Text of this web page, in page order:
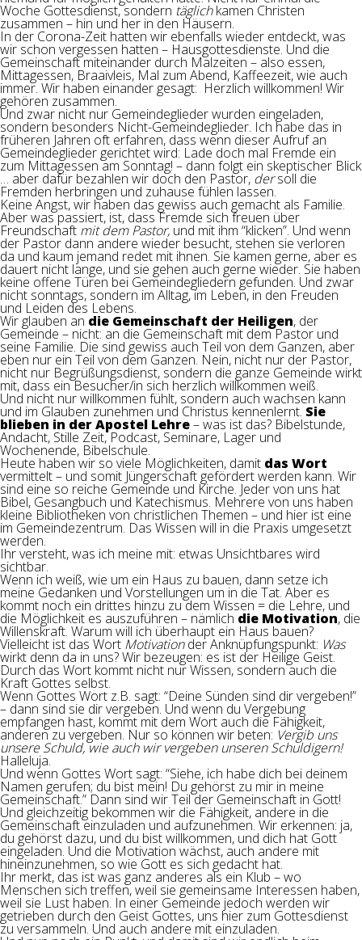
Woche Gottesdienst, sondern täglichkamen Christen
zusammen – hin und her in den Häusern.
In der Corona-Zeit hatten wir ebenfalls wieder entdeckt, was
wir schon vergessen hatten – Hausgottesdienste. Und die
Gemeinschaft miteinander durch Malzeiten – also essen,
Mittagessen, Braaivleis, Mal zum Abend, Kaffeezeit, wie auch
immer. Wir haben einander gesagt: Herzlich willkommen! Wir
gehören zusammen.
Und zwar nicht nur Gemeindeglieder wurden eingeladen,
sondern besonders Nicht-Gemeindeglieder. Ich habe das in
früheren Jahren oft erfahren, dass wenn dieser Aufruf an
Gemeindeglieder gerichtet wird: Lade doch mal Fremde ein
zum Mittagessen am Sonntag! – dann folgt ein skeptischer Blick
… aber dafür bezahlen wir doch den Pastor, dersoll die
Fremden herbringen und zuhause fühlen lassen.
Keine Angst, wir haben das gewiss auch gemacht als Familie.
Aber was passiert, ist, dass Fremde sich freuen über
Freundschaft mit dem Pastor, und mit ihm “klicken”. Und wenn
der Pastor dann andere wieder besucht, stehen sie verloren
da und kaum jemand redet mit ihnen. Sie kamen gerne, aber es
dauert nicht lange, und sie gehen auch gerne wieder. Sie haben
keine offene Türen bei Gemeindegliedern gefunden. Und zwar
nicht sonntags, sondern im Alltag, im Leben, in den Freuden
und Leiden des Lebens.
Wir glauben an die Gemeinschaft der Heiligen, der
Gemeinde – nicht: an die Gemeinschaft mit dem Pastor und
seine Familie. Die sind gewiss auch Teil von dem Ganzen, aber
eben nur ein Teil von dem Ganzen. Nein, nicht nur der Pastor,
nicht nur Begrüßungsdienst, sondern die ganze Gemeinde wirkt
mit, dass ein Besucher/in sich herzlich willkommen weiß.
Und nicht nur willkommen fühlt, sondern auch wachsen kann
und im Glauben zunehmen und Christus kennenlernt. Sie
blieben in der Apostel Lehre– was ist das? Bibelstunde,
Andacht, Stille Zeit, Podcast, Seminare, Lager und
Wochenende, Bibelschule.
Heute haben wir so viele Möglichkeiten, damit das Wort
vermittelt – und somit Jüngerschaft gefördert werden kann. Wir
sind eine so reiche Gemeinde und Kirche. Jeder von uns hat
Bibel, Gesangbuch und Katechismus. Mehrere von uns haben
kleine Bibliotheken von christlichen Themen – und hier ist eine
im Gemeindezentrum. Das Wissen will in die Praxis umgesetzt
werden.
Ihr versteht, was ich meine mit: etwas Unsichtbares wird
sichtbar.
Wenn ich weiß, wie um ein Haus zu bauen, dann setze ich
meine Gedanken und Vorstellungen um in die Tat. Aber es
kommt noch ein drittes hinzu zu dem Wissen = die Lehre, und
die Möglichkeit es auszuführen – nämlich die Motivation, die
Willenskraft. Warum will ich überhaupt ein Haus bauen?
Vielleicht ist das Wort Motivationder Anknüpfungspunkt: Was
wirkt denn da in uns? Wir bezeugen: es ist der Heilige Geist.
Durch das Wort kommt nicht nur Wissen, sondern auch die
Kraft Gottes selbst.
Wenn Gottes Wort z.B. sagt: “Deine Sünden sind dir vergeben!”
– dann sind sie dir vergeben. Und wenn du Vergebung
empfangen hast, kommt mit dem Wort auch die Fähigkeit,
anderen zu vergeben. Nur so können wir beten: Vergib uns
unsere Schuld, wie auch wir vergeben unseren Schuldigern!
Halleluja.
Und wenn Gottes Wort sagt: “Siehe, ich habe dich bei deinem
Namen gerufen; du bist mein! Du gehörst zu mir in meine
Gemeinschaft.” Dann sind wir Teil der Gemeinschaft in Gott!
Und gleichzeitig bekommen wir die Fähigkeit, andere in die
Gemeinschaft einzuladen und aufzunehmen. Wir erkennen: ja,
du gehörst dazu, und du bist willkommen, und dich hat Gott
eingeladen. Und die Motivation wächst, auch andere mit
hineinzunehmen, so wie Gott es sich gedacht hat.
Ihr merkt, das ist was ganz anderes als ein Klub – wo
Menschen sich treffen, weil sie gemeinsame Interessen haben,
weil sie Lust haben. In einer Gemeinde jedoch werden wir
getrieben durch den Geist Gottes, uns hier zum Gottesdienst
zu versammeln. Und auch andere mit einzuladen.